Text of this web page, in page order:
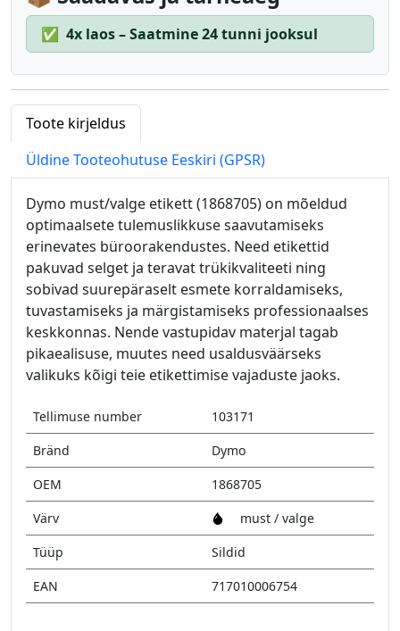
✅ 4x laos – Saatmine 24 tunni jooksul
Toote kirjeldus
Üldine Tooteohutuse Eeskiri (GPSR)
Dymo must/valge etikett (1868705) on mõeldud
optimaalsete tulemuslikkuse saavutamiseks
erinevates büroorakendustes. Need etikettid
pakuvad selget ja teravat trükikvaliteeti ning
sobivad suurepäraselt esmete korraldamiseks,
tuvastamiseks ja märgistamiseks professionaalses
keskkonnas. Nende vastupidav materjal tagab
pikaealisuse, muutes need usaldusväärseks
valikuks kõigi teie etikettimise vajaduste jaoks.
Tellimuse number
103171
Bränd
Dymo
OEM
1868705
Värv
must / valge
Tüüp
Sildid
EAN
717010006754